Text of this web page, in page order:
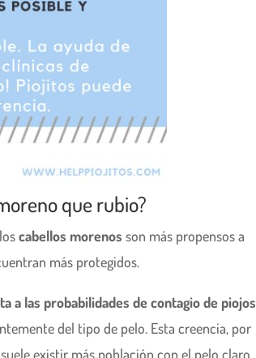
que rubio?
cabellos morenos son más propensos a
más protegidos.
a las probabilidades de contagiode piojos
del tipo de pelo. Esta creencia, por
existir más población con el pelo claro,